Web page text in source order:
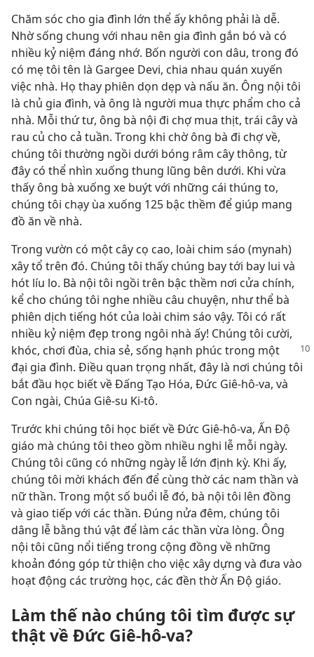
Chăm sóc cho gia đình lớn thể ấy không phải là dễ.
Nhờ sống chung với nhau nên gia đình gắn bó và có
nhiều kỷ niệm đáng nhớ. Bốn người con dâu, trong đó
có mẹ tôi tên là Gargee Devi, chia nhau quán xuyến
việc nhà. Họ thay phiên dọn dẹp và nấu ăn. Ông nội tôi
là chủ gia đình, và ông là người mua thực phẩm cho cả
nhà. Mỗi thứ tư, ông bà nội đi chợ mua thịt, trái cây và
rau củ cho cả tuần. Trong khi chờ ông bà đi chợ về,
chúng tôi thường ngồi dưới bóng râm cây thông, từ
đây có thể nhìn xuống thung lũng bên dưới. Khi vừa
thấy ông bà xuống xe buýt với những cái thúng to,
chúng tôi chạy ùa xuống 125 bậc thềm để giúp mang
đồ ăn về nhà.
Trong vườn có một cây cọ cao, loài chim sáo (mynah)
xây tổ trên đó. Chúng tôi thấy chúng bay tới bay lui và
hót líu lo. Bà nội tôi ngồi trên bậc thềm nơi cửa chính,
kể cho chúng tôi nghe nhiều câu chuyện, như thể bà
phiên dịch tiếng hót của loài chim sáo vậy. Tôi có rất
nhiều kỷ niệm đẹp trong ngôi nhà ấy! Chúng tôi cười,
khóc, chơi đùa, chia sẻ, sống hạnh phúc trong một
đại gia đình. Điều quan trọng nhất, đây là nơi chúng tôi
bắt đầu học biết về Đấng Tạo Hóa, Đức Giê-hô-va, và
Con ngài, Chúa Giê-su Ki-tô.
Trước khi chúng tôi học biết về Đức Giê-hô-va, Ấn Độ
giáo mà chúng tôi theo gồm nhiều nghi lễ mỗi ngày.
Chúng tôi cũng có những ngày lễ lớn định kỳ. Khi ấy,
chúng tôi mời khách đến để cùng thờ các nam thần và
nữ thần. Trong một số buổi lễ đó, bà nội tôi lên đồng
và giao tiếp với các thần. Đúng nửa đêm, chúng tôi
dâng lễ bằng thú vật để làm các thần vừa lòng. Ông
nội tôi cũng nổi tiếng trong cộng đồng về những
khoản đóng góp từ thiện cho việc xây dựng và đưa vào
hoạt động các trường học, các đền thờ Ấn Độ giáo.
Làm thế nào chúng tôi tìm được sự
thật về Đức Giê-hô-va?